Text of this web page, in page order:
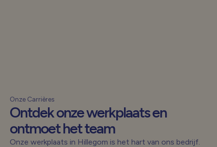
Onze Carrières
Ontdek onze werkplaats en
ontmoet het team
Onze werkplaats in Hillegom is het hart van ons bedrijf.